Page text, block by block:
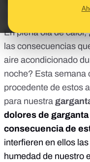
En plena ola de
las consecuencias
aire acondicionado
noche? Esta semana
procedente de estos
para nuestra
dolores de
consecuencia de
interfieren en ellos
humedad de nuestro